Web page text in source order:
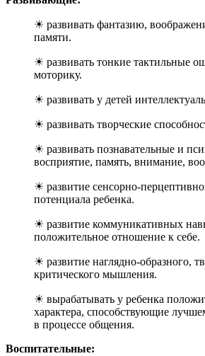
☀ развивать фантазию,
памяти.
☀ развивать тонкие тактильные
моторику.
☀ развивать у детей
☀ развивать творческие
☀ развивать познавательные и
восприятие, память, внимание,
☀ развитие сенсорно-
потенциала ребенка.
☀ развитие коммуникативных
положительное отношение к себе.
☀ развитие наглядно-образного,
критического мышления.
☀ вырабатывать у ребенка
характера, способствующие
в процессе общения.
Воспитательные: